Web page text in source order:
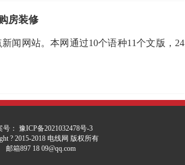
房装修
闻网站。本网通过10个语种11个文版，24
号： 豫ICP备2021032478号-3
? 2015-2018 电线网 版权所有
邮箱897 18 09@qq.com